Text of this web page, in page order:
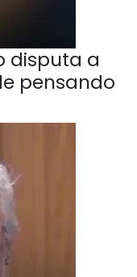
disputa a
pensando